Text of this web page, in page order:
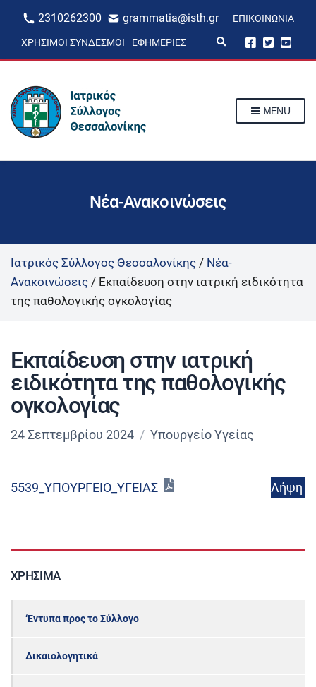
2310262300 grammatia@isth.gr ΕΠΙΚΟΙΝΩΝΊΑ
ΧΡΉΣΙΜΟΙ ΣΎΝΔΕΣΜΟΙ ΕΦΗΜΕΡΊΕΣ
p
m
MENU
Νέα-Ανακοινώσεις
Ιατρικός Σύλλογος Θεσσαλονίκης / Νέα-
Ανακοινώσεις / Εκπαίδευση στην ιατρική ειδικότητα
της παθολογικής ογκολογίας
Εκπαίδευση στην ιατρική
ειδικότητα της παθολογικής
ογκολογίας
24 Σεπτεμβρίου 2024 Υπουργείο Υγείας
5539_ΥΠΟΥΡΓΕΙΟ_ΥΓΕΙΑΣ Λήψη
ΧΡΉΣΙΜΑ
‘Εντυπα προς το Σύλλογο
Δικαιολογητικά